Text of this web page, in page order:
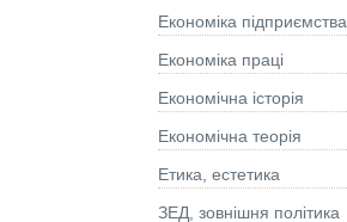
Економіка підприємства
Економіка праці
Економічна історія
Економічна теорія
Етика, естетика
ЗЕД, зовнішня політика